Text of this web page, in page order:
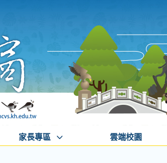
家長專區 雲端校園